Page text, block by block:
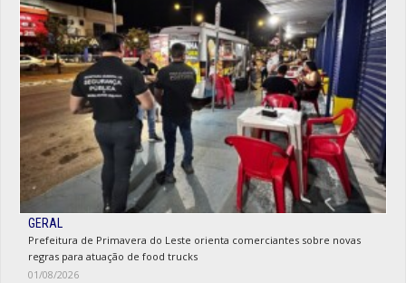
GERAL
Prefeitura de Primavera do Leste orienta comerciantes sobre novas
regras para atuação de food trucks
01/08/2026